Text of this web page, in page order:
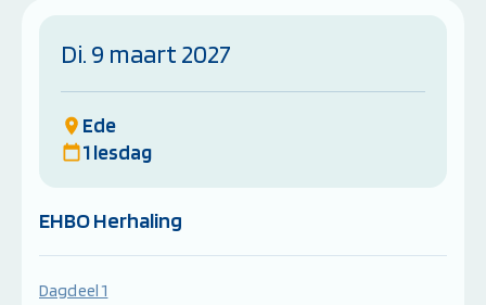
Di. 9 maart 2027
Ede
1 lesdag
EHBO Herhaling
Dagdeel 1